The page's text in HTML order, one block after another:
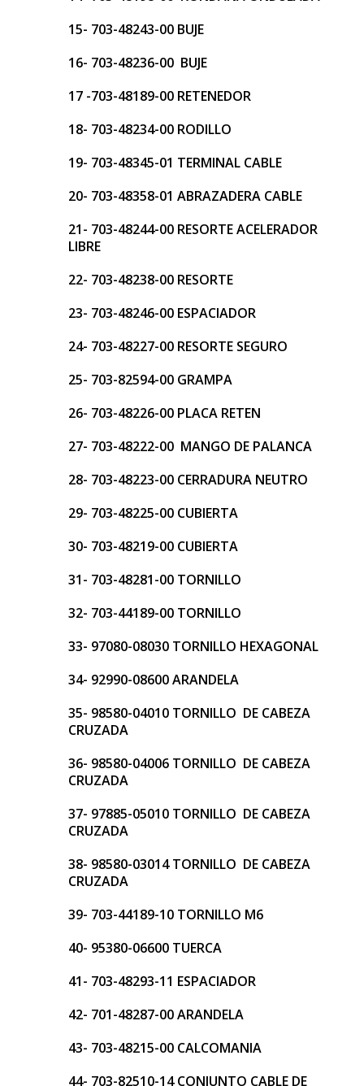
15- 703-48243-00 BUJE
16- 703-48236-00 BUJE
17 -703-48189-00 RETENEDOR
18- 703-48234-00 RODILLO
19- 703-48345-01 TERMINAL CABLE
20- 703-48358-01 ABRAZADERA CABLE
21- 703-48244-00 RESORTE ACELERADOR
LIBRE
22- 703-48238-00 RESORTE
23- 703-48246-00 ESPACIADOR
24- 703-48227-00 RESORTE SEGURO
25- 703-82594-00 GRAMPA
26- 703-48226-00 PLACA RETEN
27- 703-48222-00 MANGO DE PALANCA
28- 703-48223-00 CERRADURA NEUTRO
29- 703-48225-00 CUBIERTA
30- 703-48219-00 CUBIERTA
31- 703-48281-00 TORNILLO
32- 703-44189-00 TORNILLO
33- 97080-08030 TORNILLO HEXAGONAL
34- 92990-08600 ARANDELA
35- 98580-04010 TORNILLO DE CABEZA
CRUZADA
36- 98580-04006 TORNILLO DE CABEZA
CRUZADA
37- 97885-05010 TORNILLO DE CABEZA
CRUZADA
38- 98580-03014 TORNILLO DE CABEZA
CRUZADA
39- 703-44189-10 TORNILLO M6
40- 95380-06600 TUERCA
41- 703-48293-11 ESPACIADOR
42- 701-48287-00 ARANDELA
43- 703-48215-00 CALCOMANIA
44- 703-82510-14 CONJUNTO CABLE DE